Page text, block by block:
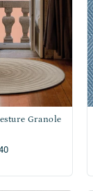
Granole